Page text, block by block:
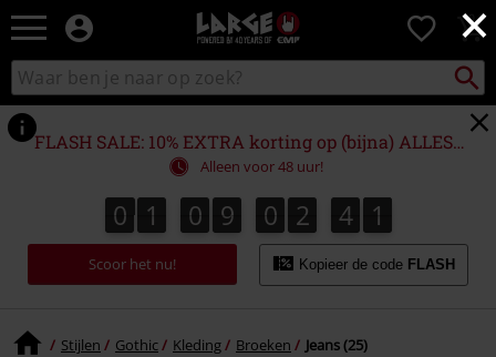
×
Large
–
Muziek-,
en
gaming-
merch
+
alternatieve
kleding
0
Zoek
in
catalogus
zoeken
FLASH SALE: 10% EXTRA korting op (bijna) ALLES!*
Alleen voor 48 uur!
0
0 1
1 0
0 9
9 0
0 2
2 3
4
3
4 9
0
9
1
0
Scoor het nu! Kopieer de code FLASH
Stijlen Gothic Kleding Broeken Jeans (25)